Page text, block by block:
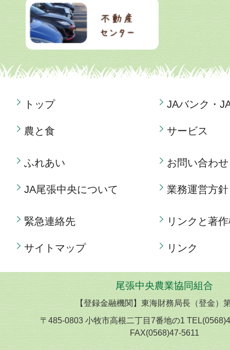
トップ
農と食
JAバンク・
サービス
ふれあい
JA尾張中央について
お問い合わせ
業務運営方針
緊急連絡先
サイトマップ
リンクと著
リンク
尾張中央農業協同組合
【登録金融機関】東海財務局長（登金）
〒485-0803 小牧市高根二丁目7番地の1
FAX(0568)47-5611